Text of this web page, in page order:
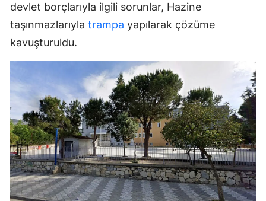
devlet borçlarıyla ilgili sorunlar, Hazine
taşınmazlarıyla trampa yapılarak çözüme
kavuşturuldu.